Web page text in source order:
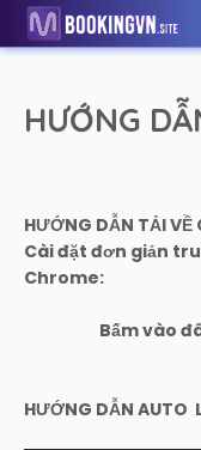
HƯỚNG
HƯỚNG DẪN TẢI VỀ
Cài đặt đơn giản
Chrome:
Bấm vào
HƯỚNG DẪN AUTO